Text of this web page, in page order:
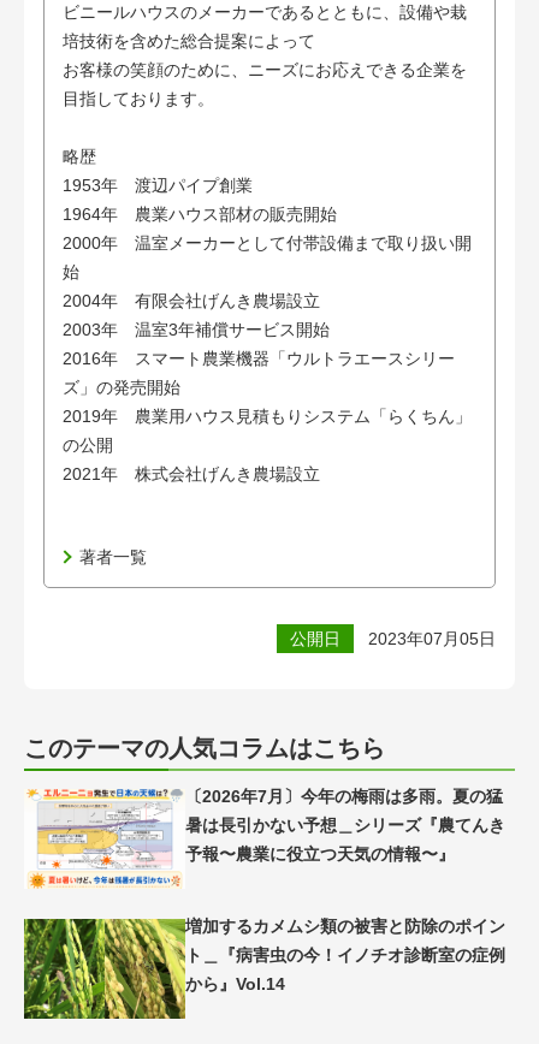
ビニールハウスのメーカーであるとともに、設備や栽
培技術を含めた総合提案によって
お客様の笑顔のために、ニーズにお応えできる企業を
目指しております。
略歴
1953年 渡辺パイプ創業
1964年 農業ハウス部材の販売開始
2000年 温室メーカーとして付帯設備まで取り扱い開
始
2004年 有限会社げんき農場設立
2003年 温室3年補償サービス開始
2016年 スマート農業機器「ウルトラエースシリー
ズ」の発売開始
2019年 農業用ハウス見積もりシステム「らくちん」
の公開
2021年 株式会社げんき農場設立
著者一覧
公開日 2023年07月05日
このテーマの人気コラムはこちら
〔2026年7月〕今年の梅雨は多雨。夏の猛
暑は長引かない予想＿シリーズ『農てんき
予報〜農業に役立つ天気の情報〜』
増加するカメムシ類の被害と防除のポイン
ト＿『病害虫の今！イノチオ診断室の症例
から』Vol.14